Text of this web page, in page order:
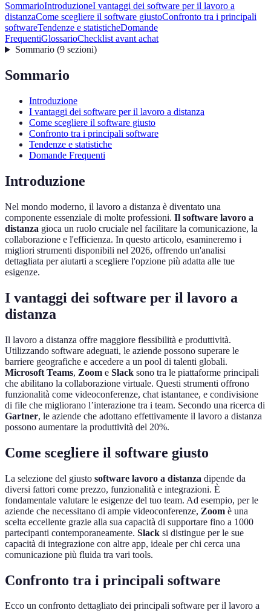
SommarioIntroduzioneI vantaggi dei software per il lavoro a
distanzaCome scegliere il software giustoConfronto tra i principali
softwareTendenze e statisticheDomande
FrequentiGlossarioChecklist avant achat
Sommario(9 sezioni)
Sommario
Introduzione
I vantaggi dei software per il lavoro a distanza
Come scegliere il software giusto
Confronto tra i principali software
Tendenze e statistiche
Domande Frequenti
Introduzione
Nel mondo moderno, il lavoro a distanza è diventato una
componente essenziale di molte professioni. Il software lavoro a
distanza gioca un ruolo cruciale nel facilitare la comunicazione, la
collaborazione e l'efficienza. In questo articolo, esamineremo i
migliori strumenti disponibili nel 2026, offrendo un'analisi
dettagliata per aiutarti a scegliere l'opzione più adatta alle tue
esigenze.
I vantaggi dei software per il lavoro a
distanza
Il lavoro a distanza offre maggiore flessibilità e produttività.
Utilizzando software adeguati, le aziende possono superare le
barriere geografiche e accedere a un pool di talenti globali.
Microsoft Teams, Zoom e Slack sono tra le piattaforme principali
che abilitano la collaborazione virtuale. Questi strumenti offrono
funzionalità come videoconferenze, chat istantanee, e condivisione
di file che migliorano l’interazione tra i team. Secondo una ricerca di
Gartner, le aziende che adottano effettivamente il lavoro a distanza
possono aumentare la produttività del 20%.
Come scegliere il software giusto
La selezione del giusto software lavoro a distanza dipende da
diversi fattori come prezzo, funzionalità e integrazioni. È
fondamentale valutare le esigenze del tuo team. Ad esempio, per le
aziende che necessitano di ampie videoconferenze, Zoom è una
scelta eccellente grazie alla sua capacità di supportare fino a 1000
partecipanti contemporaneamente. Slack si distingue per le sue
capacità di integrazione con altre app, ideale per chi cerca una
comunicazione più fluida tra vari tools.
Confronto tra i principali software
Ecco un confronto dettagliato dei principali software per il lavoro a